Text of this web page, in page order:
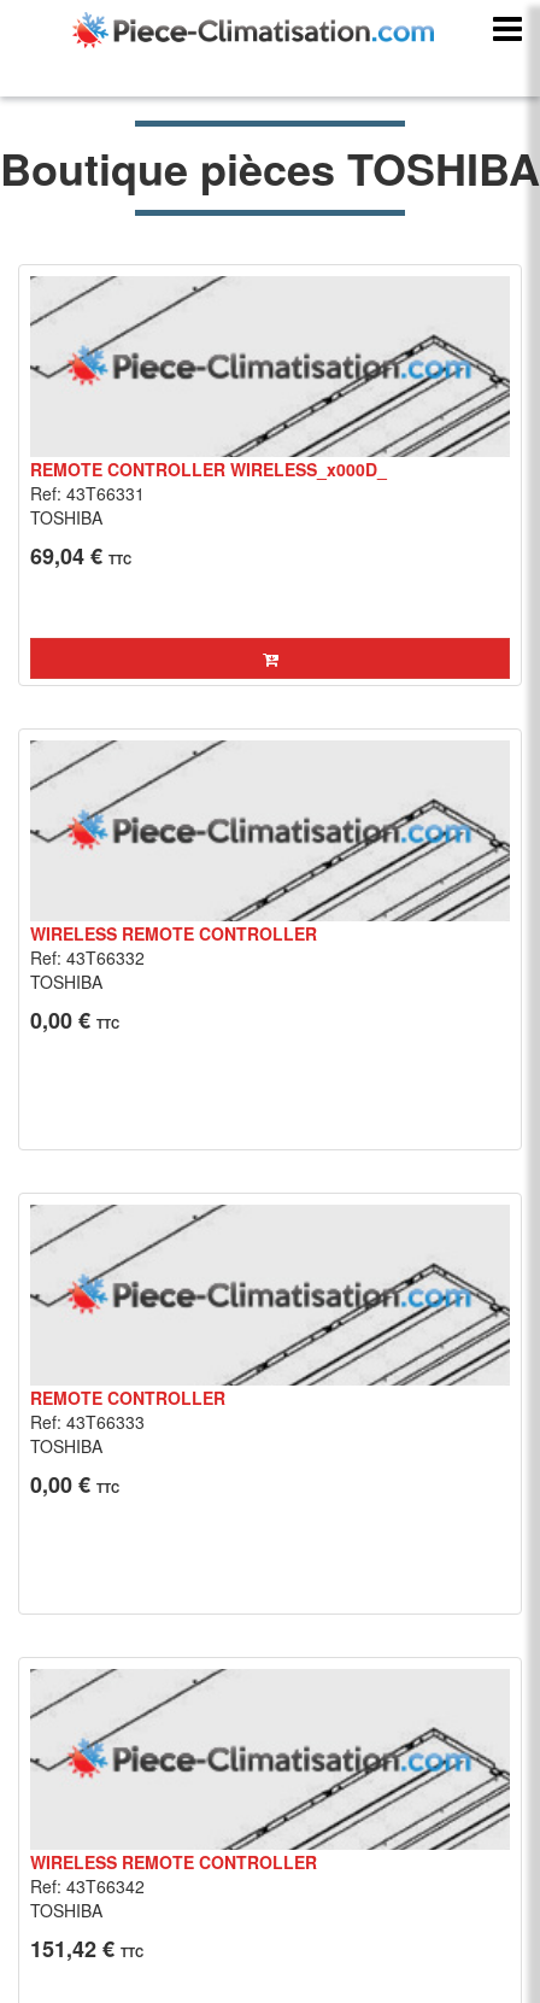
Boutique pièces TOSHIBA
REMOTE CONTROLLER WIRELESS_x000D_
Ref: 43T66331
TOSHIBA
69,04 € TTC
WIRELESS REMOTE CONTROLLER
Ref: 43T66332
TOSHIBA
0,00 € TTC
REMOTE CONTROLLER
Ref: 43T66333
TOSHIBA
0,00 € TTC
WIRELESS REMOTE CONTROLLER
Ref: 43T66342
TOSHIBA
151,42 € TTC